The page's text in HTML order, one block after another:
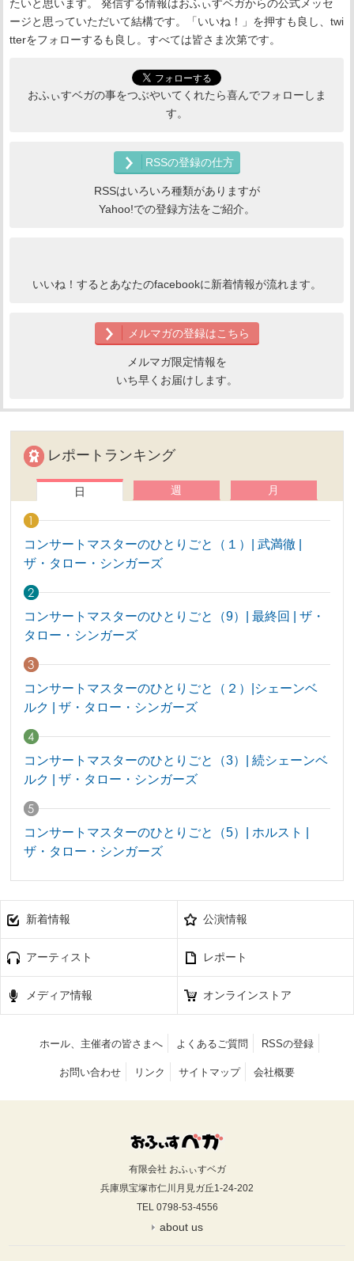
たいと思います。 発信する情報はおふぃすベガからの公式メッセ
ージと思っていただいて結構です。「いいね！」を押すも良し、twi
tterをフォローするも良し。すべては皆さま次第です。
おふぃすベガの事をつぶやいてくれたら喜んでフォローしま
す。
RSSの登録の仕方
RSSはいろいろ種類がありますが
Yahoo!での登録方法をご紹介。
いいね！するとあなたのfacebookに新着情報が流れます。
メルマガの登録はこちら
メルマガ限定情報を
いち早くお届けします。
レポートランキング
日 週 月
コンサートマスターのひとりごと（１）| 武満徹 |
ザ・タロー・シンガーズ
コンサートマスターのひとりごと（9）| 最終回 | ザ・
タロー・シンガーズ
コンサートマスターのひとりごと（２）|シェーンベ
ルク | ザ・タロー・シンガーズ
コンサートマスターのひとりごと（3）| 続シェーンベ
ルク | ザ・タロー・シンガーズ
コンサートマスターのひとりごと（5）| ホルスト |
ザ・タロー・シンガーズ
新着情報 公演情報
アーティスト レポート
メディア情報 オンラインストア
ホール、主催者の皆さまへ よくあるご質問 RSSの登録
お問い合わせ リンク サイトマップ 会社概要
有限会社 おふぃすベガ
兵庫県宝塚市仁川月見ガ丘1-24-202
TEL 0798-53-4556
about us